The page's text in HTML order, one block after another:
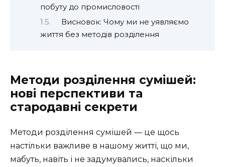
побуту до промисловості
Висновок: Чому ми не уявляємо
життя без методів розділення
Методи розділення сумішей:
нові перспективи та
стародавні секрети
Методи розділення сумішей — це щось
настільки важливе в нашому житті, що ми,
мабуть, навіть і не задумувались, наскільки